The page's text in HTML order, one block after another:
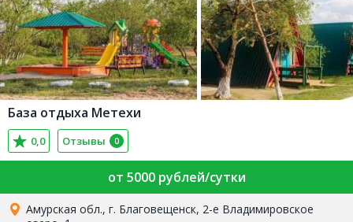
База отдыха Метехи
0,0 Отзывы 0
от 5000 рублей/сутки
Амурская обл., г. Благовещенск, 2-е Владимировское